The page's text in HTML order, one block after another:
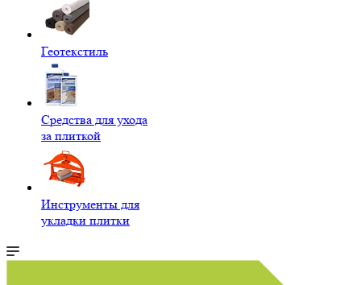
Геотекстиль
Средства для ухода
за плиткой
Инструменты для
укладки плитки